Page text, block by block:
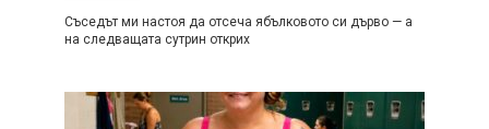
Съседът ми настоя да отсеча ябълковото си дърво — а
на следващата сутрин открих